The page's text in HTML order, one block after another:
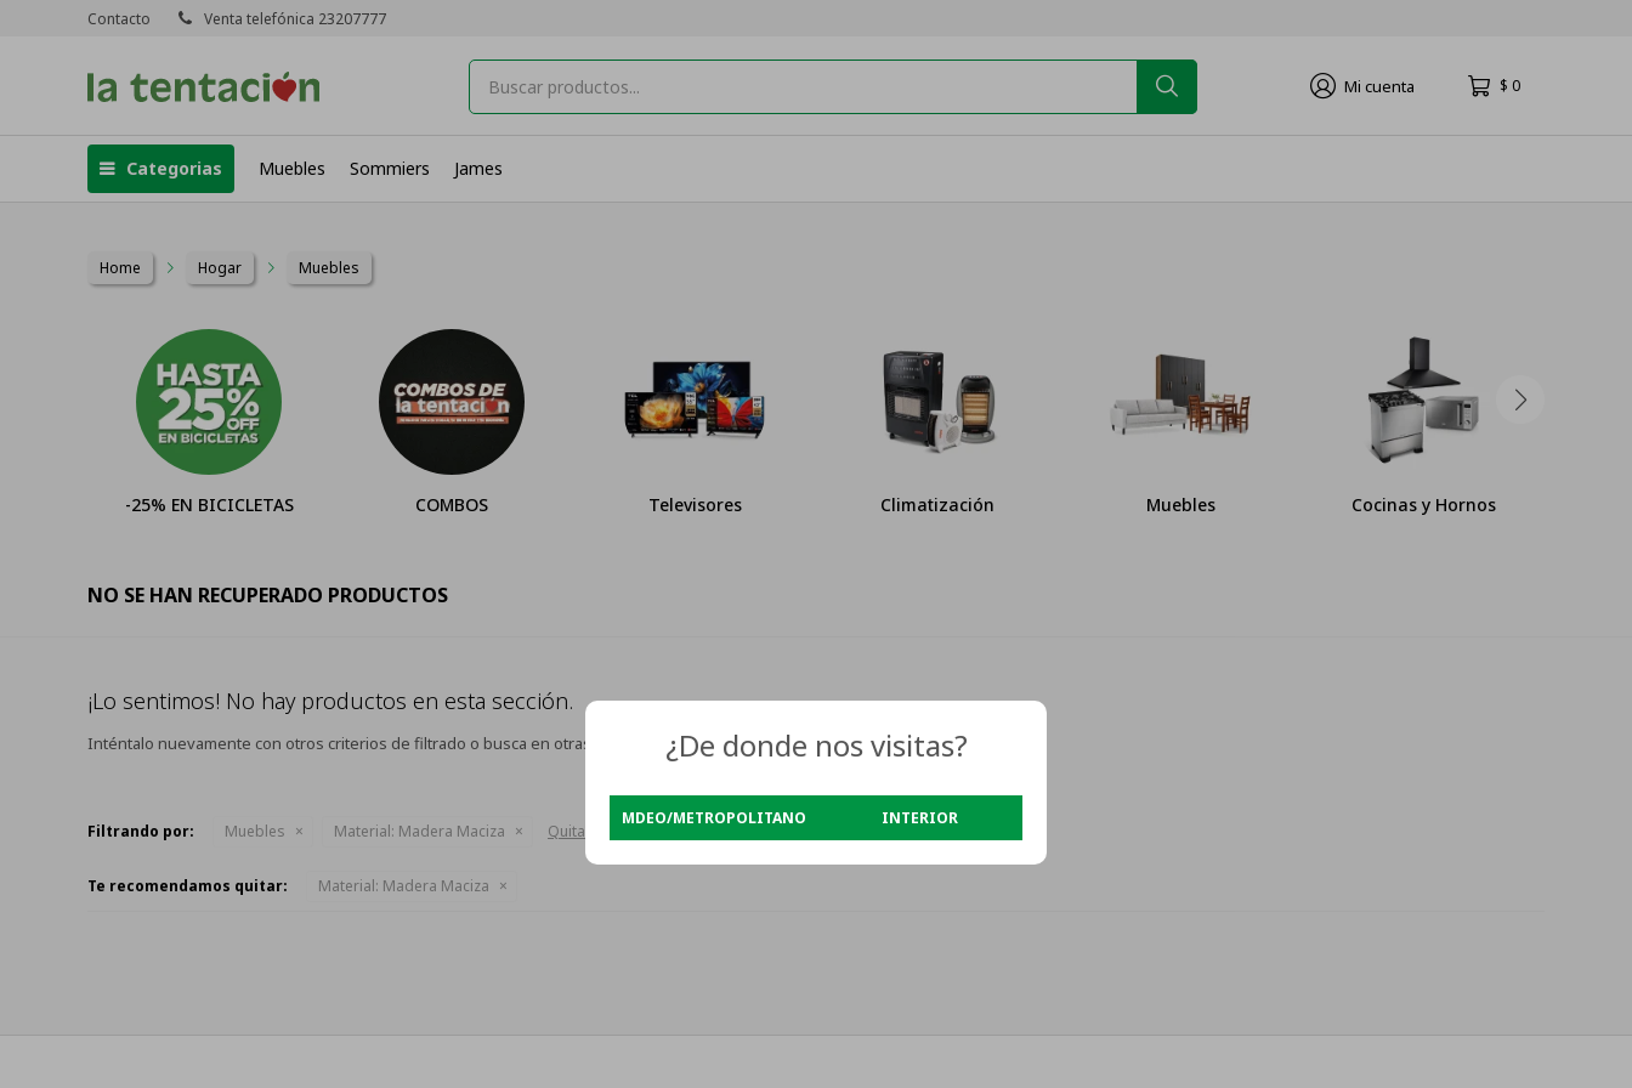
Categorias Muebles Sommiers James
$ 0
Contacto Venta telefónica 23207777
Home Hogar Muebles
-25% EN BICICLETAS COMBOS Televisores Climatización Muebles Cocinas y Hornos
NO SE HAN RECUPERADO PRODUCTOS
¡Lo sentimos! No hay productos en esta sección.
Inténtalo nuevamente con otros criterios de filtrado o busca en otras secciones de nuestro catálogo.
Filtrando por: Muebles Material: Madera Maciza Quitar filtros
Te recomendamos quitar: Material: Madera Maciza
¿De donde nos visitas?
MDEO/METROPOLITANO INTERIOR